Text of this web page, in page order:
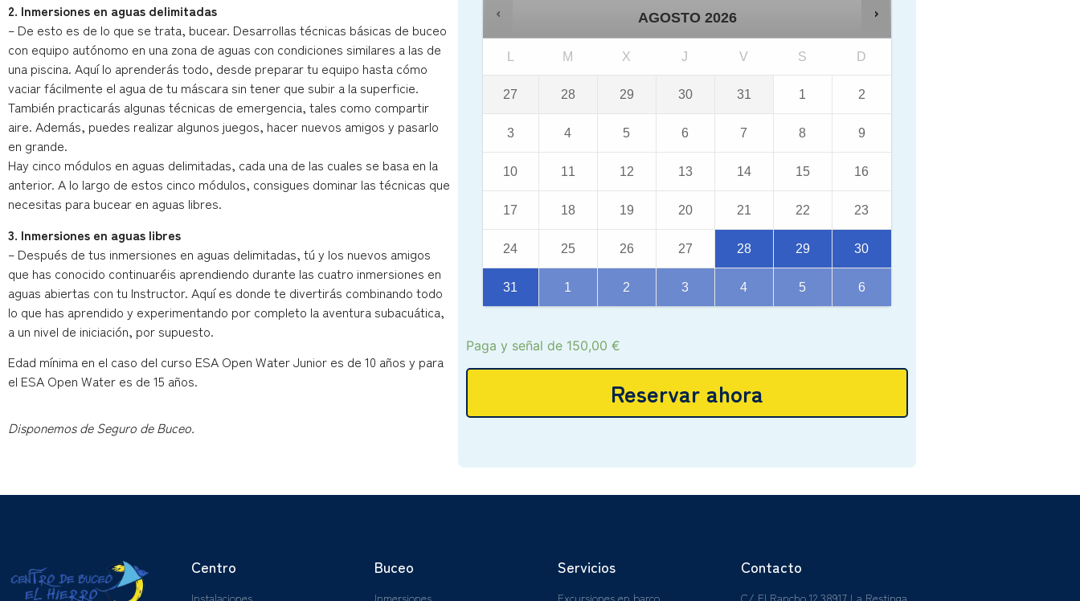
2. Inmersiones en aguas delimitadas
– De esto es de lo que se trata, bucear. Desarrollas técnicas básicas de buceo
con equipo autónomo en una zona de aguas con condiciones similares a las de
una piscina. Aquí lo aprenderás todo, desde preparar tu equipo hasta cómo
vaciar fácilmente el agua de tu máscara sin tener que subir a la superficie.
También practicarás algunas técnicas de emergencia, tales como compartir
aire. Además, puedes realizar algunos juegos, hacer nuevos amigos y pasarlo
en grande.
Hay cinco módulos en aguas delimitadas, cada una de las cuales se basa en la
anterior. A lo largo de estos cinco módulos, consigues dominar las técnicas que
necesitas para bucear en aguas libres.
3. Inmersiones en aguas libres
– Después de tus inmersiones en aguas delimitadas, tú y los nuevos amigos
que has conocido continuaréis aprendiendo durante las cuatro inmersiones en
aguas abiertas con tu Instructor. Aquí es donde te divertirás combinando todo
lo que has aprendido y experimentando por completo la aventura subacuática,
a un nivel de iniciación, por supuesto.
Edad mínima en el caso del curso ESA Open Water Junior es de 10 años y para
el ESA Open Water es de 15 años.
Disponemos de Seguro de Buceo.
AGOSTO 2026
M X J V S D
27 28 29 30 31 1 2
3 4 5 6 7 8 9
10 11 12 13 14 15 16
17 18 19 20 21 22 23
24 25 26 27 28 29 30
31 1 2 3 4 5 6
Paga y señal de 150,00 €
Reservar ahora
Centro Buceo Servicios Contacto